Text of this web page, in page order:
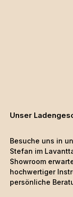
Unser
Besuche uns in
Stefan im
Showroom
hochwertiger
persönliche